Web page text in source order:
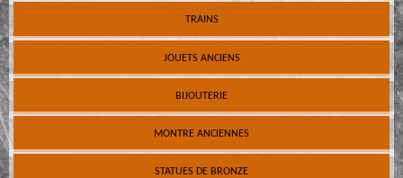
TRAINS
JOUETS ANCIENS
BIJOUTERIE
MONTRE ANCIENNES
STATUES DE BRONZE